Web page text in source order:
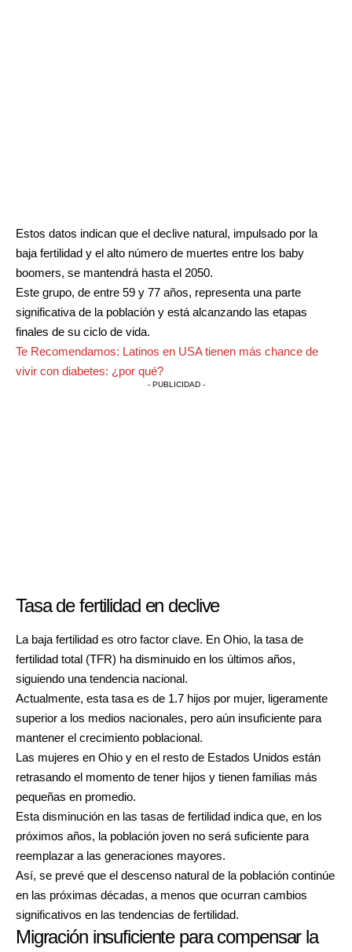
Estos datos indican que el declive natural, impulsado por la
baja fertilidad y el alto número de muertes entre los baby
boomers, se mantendrá hasta el 2050.
Este grupo, de entre 59 y 77 años, representa una parte
significativa de la población y está alcanzando las etapas
finales de su ciclo de vida.
Te Recomendamos: Latinos en USA tienen más chance de
vivir con diabetes: ¿por qué?
- PUBLICIDAD -
Tasa de fertilidad en declive
La baja fertilidad es otro factor clave. En Ohio, la tasa de
fertilidad total (TFR) ha disminuido en los últimos años,
siguiendo una tendencia nacional.
Actualmente, esta tasa es de 1.7 hijos por mujer, ligeramente
superior a los medios nacionales, pero aún insuficiente para
mantener el crecimiento poblacional.
Las mujeres en Ohio y en el resto de Estados Unidos están
retrasando el momento de tener hijos y tienen familias más
pequeñas en promedio.
Esta disminución en las tasas de fertilidad indica que, en los
próximos años, la población joven no será suficiente para
reemplazar a las generaciones mayores.
Así, se prevé que el descenso natural de la población continúe
en las próximas décadas, a menos que ocurran cambios
significativos en las tendencias de fertilidad.
Migración insuficiente para compensar la